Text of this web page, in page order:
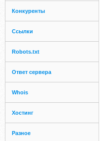
Конкуренты
Ссылки
Robots.txt
Ответ сервера
Whois
Хостинг
Разное